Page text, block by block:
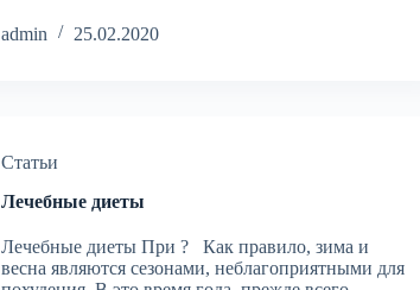
admin 25.02.2020
Статьи
Лечебные диеты
Лечебные диеты При ? Как правило, зима и
весна являются сезонами, неблагоприятными для